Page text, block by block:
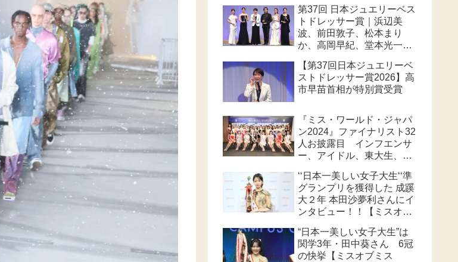
第37回 日本ジュエリーベス
トドレッサー賞｜浜辺美
波、前田敦子、松本まり
か、高岡早紀、堂本光一、
賞
【第37回日本ジュエリーベ
ストドレッサー賞2026】高
市早苗首相が特別賞受賞
『ミス・ワールド・ジャパ
ン2024』ファイナリスト32
人お披露目 インフエンサ
ー、アイドル、東大生、俳
頂点は、誰なのか？
‘‘日本一美しい女子大生‘‘準
グランプリを獲得した 成蹊
大２年 本田沙夢利さんにイ
ンタビュー！！【ミスオブ
“日本一美しい女子大生”は
関学3年・田中葵さん 6冠
の快挙【ミスオブミス